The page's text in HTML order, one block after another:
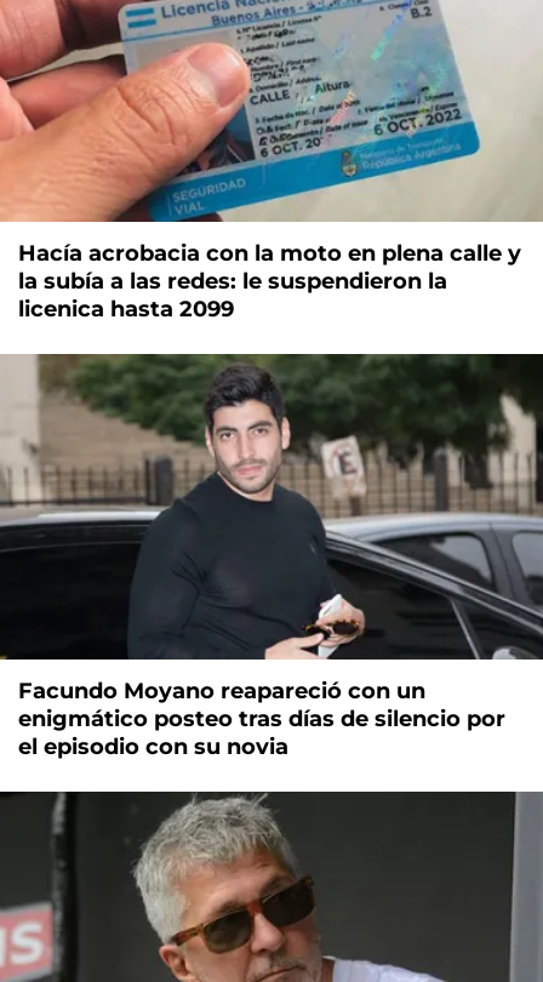
Hacía acrobacia con la moto en plena calle y
la subía a las redes: le suspendieron la
licenica hasta 2099
Facundo Moyano reapareció con un
enigmático posteo tras días de silencio por
el episodio con su novia